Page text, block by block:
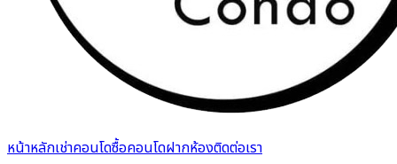
หน้าหลักเช่าคอนโดซื้อคอนโดฝากห้องติดต่อเรา